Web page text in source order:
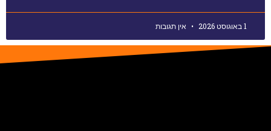
1 באוגוסט 2026 אין תגובות